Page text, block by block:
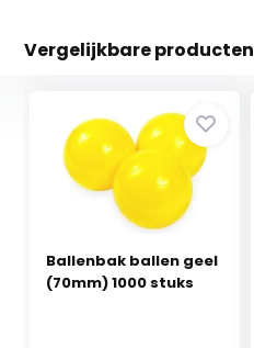
Vergelijkbare producten
Ballenbak ballen geel
(70mm) 1000 stuks